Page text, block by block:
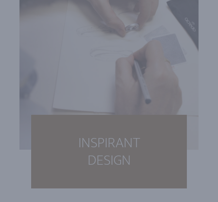
INSPIRANT
DESIGN